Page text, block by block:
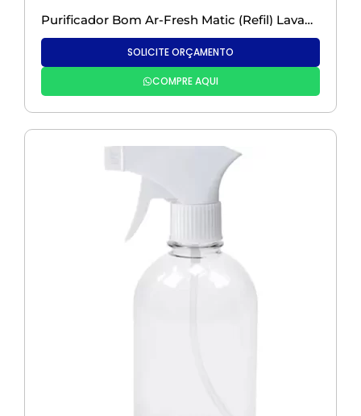
Purificador Bom Ar-Fresh Matic (Refil) Lavanda
SOLICITE ORÇAMENTO
COMPRE AQUI